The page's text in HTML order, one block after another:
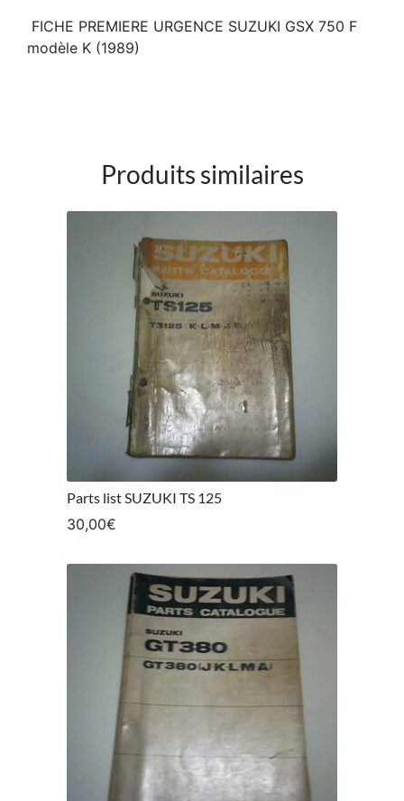
FICHE PREMIERE URGENCE SUZUKI GSX 750 F
modèle K (1989)
Produits similaires
Parts list SUZUKI TS 125
30,00€